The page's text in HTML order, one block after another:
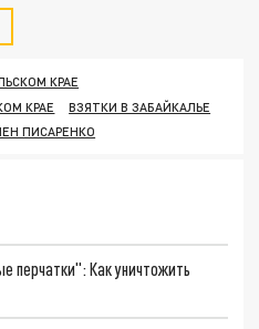
КРАЕ
КРАЕ
ВЗЯТКИ В ЗАБАЙКАЛЬЕ
ПИСАРЕНКО
перчатки": Как уничтожить